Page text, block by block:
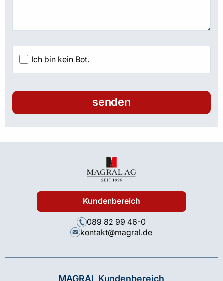
Ich bin kein Bot.
senden
Kundenbereich
089 82 99 46-0
kontakt@magral.de
MAGRAL Kundenbereich